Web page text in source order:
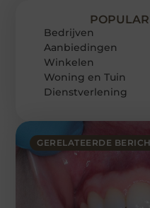
GERELATEERDE
Bedrijven
Aanbiedingen
Winkelen
Woning en Tuin
Dienstverlening